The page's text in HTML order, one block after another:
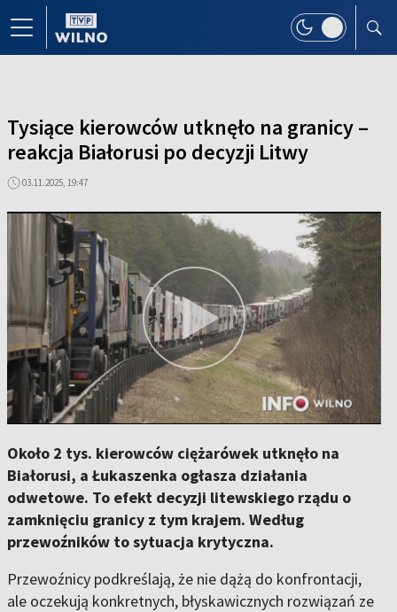
Tysiące kierowców utknęło na granicy –
reakcja Białorusi po decyzji Litwy
03.11.2025, 19:47
Około 2 tys. kierowców ciężarówek utknęło na
Białorusi, a Łukaszenka ogłasza działania
odwetowe. To efekt decyzji litewskiego rządu o
zamknięciu granicy z tym krajem. Według
przewoźników to sytuacja krytyczna.
Przewoźnicy podkreślają, że nie dążą do konfrontacji,
ale oczekują konkretnych, błyskawicznych rozwiązań ze